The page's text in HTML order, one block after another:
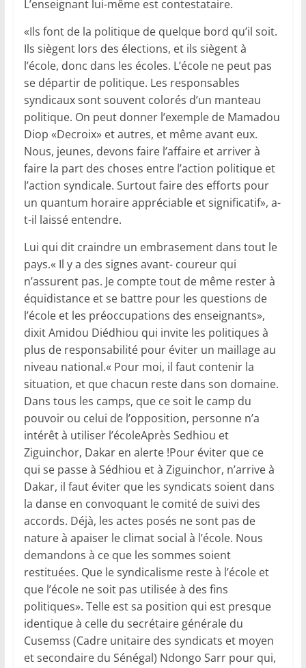
L’enseignant lui-même est contestataire.
«Ils font de la politique de quelque bord qu’il soit.
Ils siègent lors des élections, et ils siègent à
l’école, donc dans les écoles. L’école ne peut pas
se départir de politique. Les responsables
syndicaux sont souvent colorés d’un manteau
politique. On peut donner l’exemple de Mamadou
Diop «Decroix» et autres, et même avant eux.
Nous, jeunes, devons faire l’affaire et arriver à
faire la part des choses entre l’action politique et
l’action syndicale. Surtout faire des efforts pour
un quantum horaire appréciable et significatif», a-
t-il laissé entendre.
Lui qui dit craindre un embrasement dans tout le
pays.« Il y a des signes avant- coureur qui
n’assurent pas. Je compte tout de même rester à
équidistance et se battre pour les questions de
l’école et les préoccupations des enseignants»,
dixit Amidou Diédhiou qui invite les politiques à
plus de responsabilité pour éviter un maillage au
niveau national.« Pour moi, il faut contenir la
situation, et que chacun reste dans son domaine.
Dans tous les camps, que ce soit le camp du
pouvoir ou celui de l’opposition, personne n’a
intérêt à utiliser l’écoleAprès Sedhiou et
Ziguinchor, Dakar en alerte !Pour éviter que ce
qui se passe à Sédhiou et à Ziguinchor, n’arrive à
Dakar, il faut éviter que les syndicats soient dans
la danse en convoquant le comité de suivi des
accords. Déjà, les actes posés ne sont pas de
nature à apaiser le climat social à l’école. Nous
demandons à ce que les sommes soient
restituées. Que le syndicalisme reste à l’école et
que l’école ne soit pas utilisée à des fins
politiques». Telle est sa position qui est presque
identique à celle du secrétaire générale du
Cusemss (Cadre unitaire des syndicats et moyen
et secondaire du Sénégal) Ndongo Sarr pour qui,